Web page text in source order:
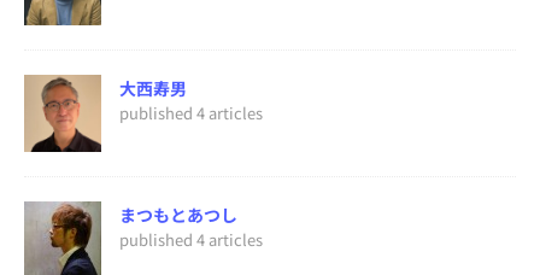
大西寿男
published 4 articles
まつもとあつし
published 4 articles